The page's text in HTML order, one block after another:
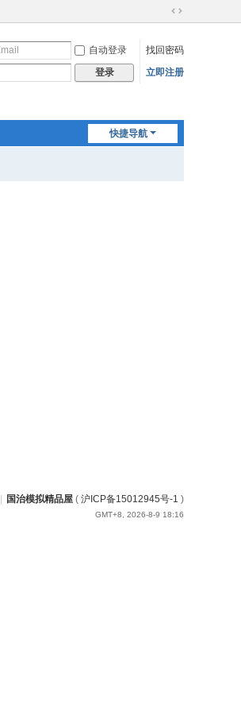
切
到
宽
自动登录
找回密码
登录 立即注册
快捷导航
国治模拟精品屋 ( 沪ICP备15012945号-1 )
GMT+8, 2026-8-9 18:16